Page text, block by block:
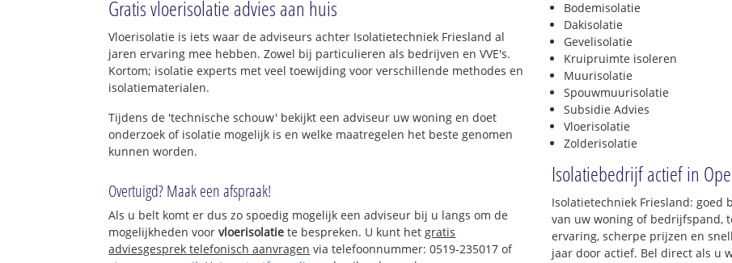
Gratis vloerisolatie advies aan huis
Vloerisolatie is iets waar de adviseurs achter Isolatietechniek Friesland al
jaren ervaring mee hebben. Zowel bij particulieren als bedrijven en VVE's.
Kortom; isolatie experts met veel toewijding voor verschillende methodes en
isolatiematerialen.
Tijdens de 'technische schouw' bekijkt een adviseur uw woning en doet
onderzoek of isolatie mogelijk is en welke maatregelen het beste genomen
kunnen worden.
Overtuigd? Maak een afspraak!
Als u belt komt er dus zo spoedig mogelijk een adviseur bij u langs om de
mogelijkheden voorvloerisolatie te bespreken. U kunt hetgratis
adviesgesprek telefonisch aanvragen via telefoonnummer: 0519-235017 of
Bodemisolatie
Dakisolatie
Gevelisolatie
Kruipruimte isoleren
Muurisolatie
Spouwmuurisolatie
Subsidie Advies
Vloerisolatie
Zolderisolatie
Isolatiebedrijf actief in
Isolatietechniek Friesland: goed
van uw woning of bedrijfspand,
ervaring, scherpe prijzen en
jaar door actief. Bel direct als u